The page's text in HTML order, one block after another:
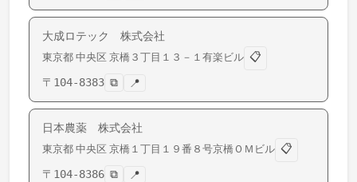
大成ロテック 株式会社
東京都 中央区 京橋 ３丁目１３－１有楽ビル 📋
〒 104-8383 ⧉ 📍
日本農薬 株式会社
東京都 中央区 京橋 １丁目１９番８号京橋ＯＭビル 📋
〒 104-8386 ⧉ 📍